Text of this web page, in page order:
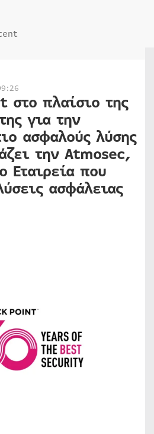
στο πλαίσιο της
για την
ασφαλούς λύσης
την Atmosec,
Εταιρεία που
ασφάλειας